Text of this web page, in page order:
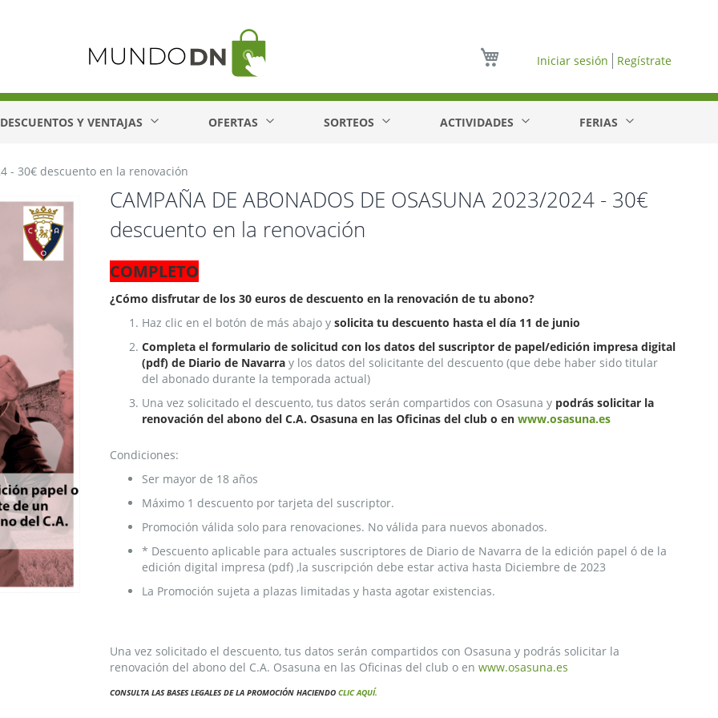
Iniciar sesión Regístrate
DESCUENTOS Y VENTAJAS OFERTAS SORTEOS ACTIVIDADES FERIAS
- 30€ descuento en la renovación
CAMPAÑA DE ABONADOS DE OSASUNA 2023/2024 - 30€
descuento en la renovación
COMPLETO
¿Cómo disfrutar de los 30 euros de descuento en la renovación de tu abono?
Haz clic en el botón de más abajo ysolicita tu descuento hasta el día 11 de junio
Completa el formulario de solicitud con los datos del suscriptor de papel/edición impresa digital
(pdf) de Diario de Navarra y los datos del solicitante del descuento (que debe haber sido titular
del abonado durante la temporada actual)
Una vez solicitado el descuento, tus datos serán compartidos con Osasuna y podrás solicitar la
renovación del abono del C.A. Osasuna en las Oficinas del club o enwww.osasuna.es
Condiciones:
Ser mayor de 18 años
Máximo 1 descuento por tarjeta del suscriptor.
Promoción válida solo para renovaciones. No válida para nuevos abonados.
* Descuento aplicable para actuales suscriptores de Diario de Navarra de la edición papel ó de la
edición digital impresa (pdf) ,la suscripción debe estar activa hasta Diciembre de 2023
La Promoción sujeta a plazas limitadas y hasta agotar existencias.
Una vez solicitado el descuento, tus datos serán compartidos con Osasuna y podrás solicitar la
renovación del abono del C.A. Osasuna en las Oficinas del club o enwww.osasuna.es
CONSULTA LAS BASES LEGALES DE LA PROMOCIÓN HACIENDOCLIC AQUÍ.